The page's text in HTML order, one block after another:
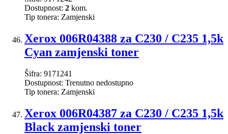
Dostupnost: 2 kom.
Tip tonera: Zamjenski
Xerox 006R04388 za C230 / C235 1,5k
Cyan zamjenski toner
Šifra: 9171241
Dostupnost: Trenutno nedostupno
Tip tonera: Zamjenski
Xerox 006R04387 za C230 / C235 1,5k
Black zamjenski toner